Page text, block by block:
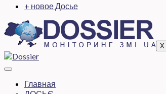
+ новое Досье
X
Главная